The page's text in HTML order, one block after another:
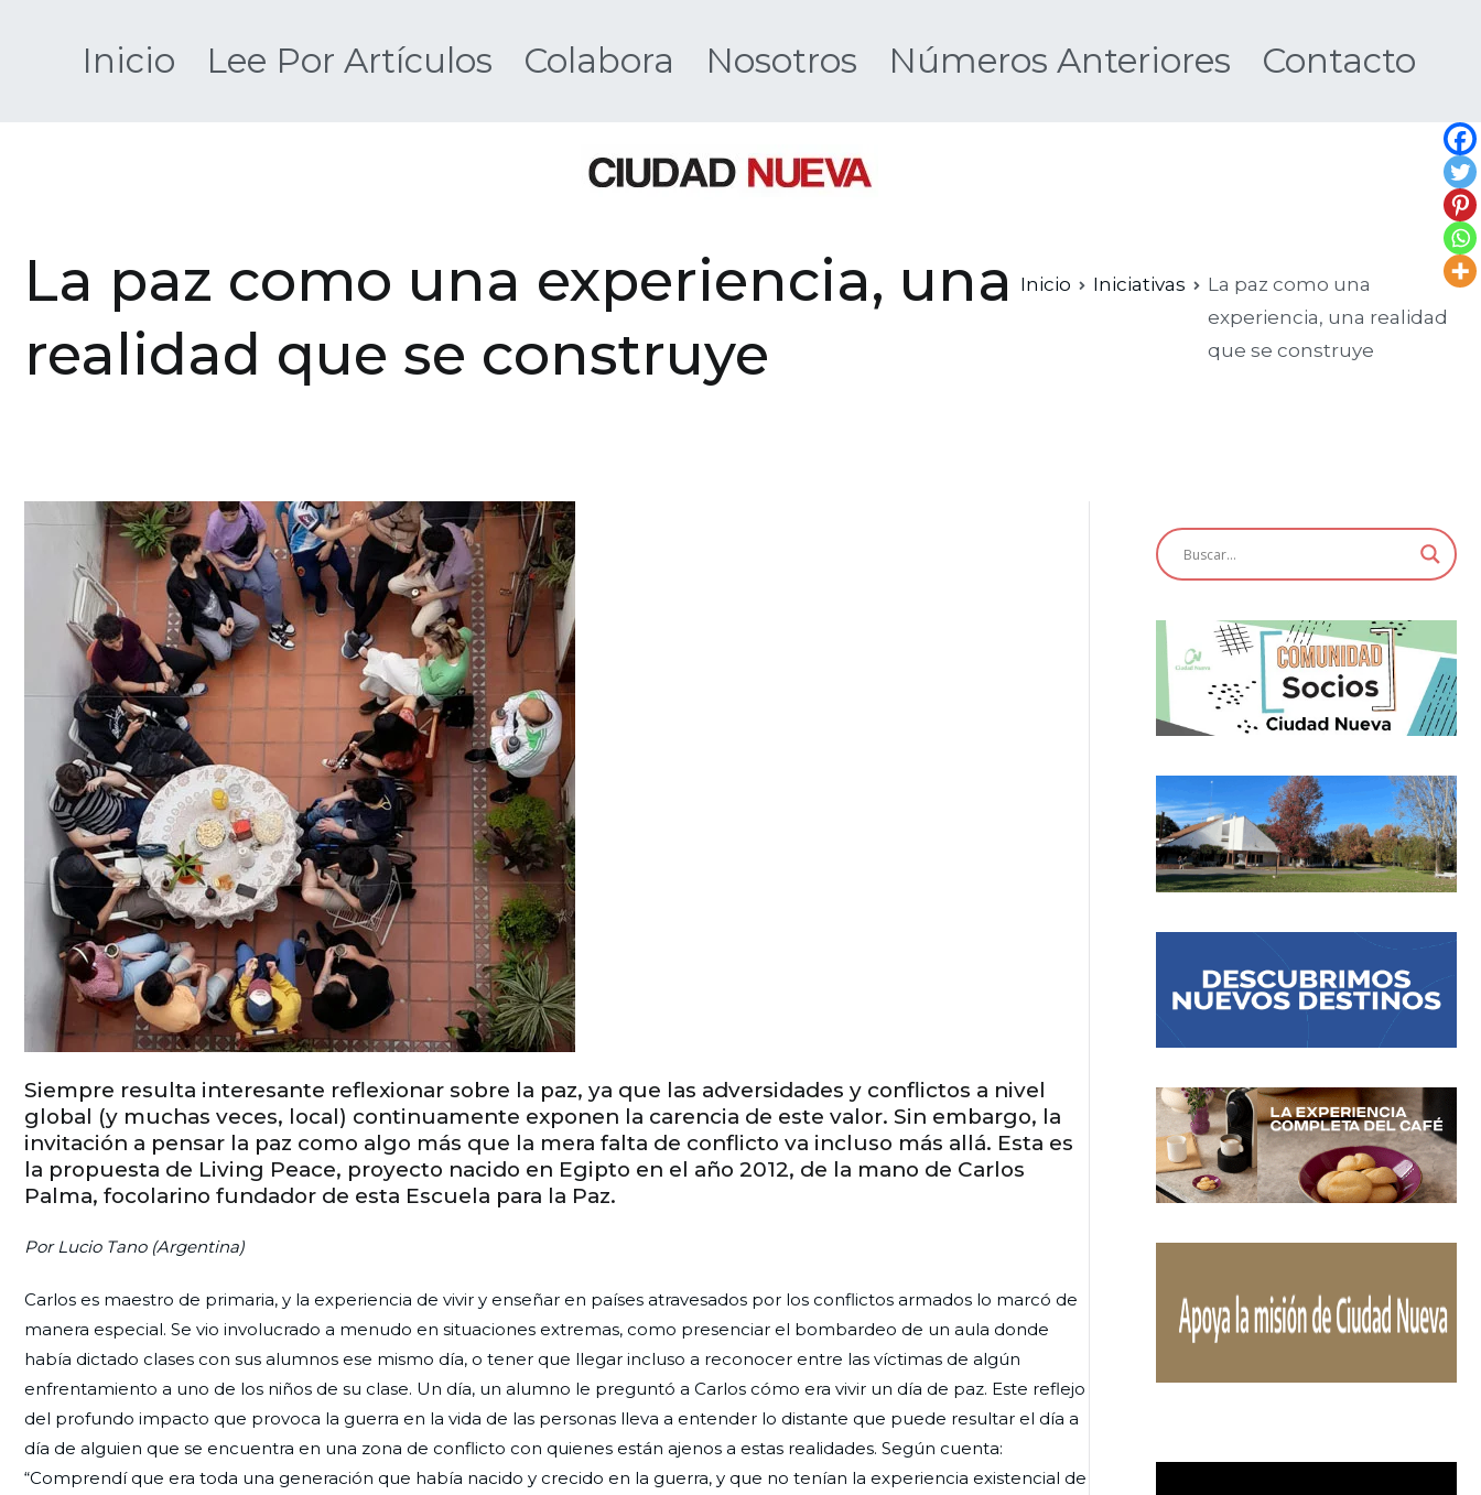
Inicio Lee Por Artículos Colabora Nosotros Números Anteriores Contacto
La paz como una experiencia, una
realidad que se construye
Inicio Iniciativas
La paz como una
experiencia, una realidad
que se construye
Siempre resulta interesante reflexionar sobre la paz, ya que las adversidades y conflictos a nivel
global (y muchas veces, local) continuamente exponen la carencia de este valor. Sin embargo, la
invitación a pensar la paz como algo más que la mera falta de conflicto va incluso más allá. Esta es
la propuesta de Living Peace, proyecto nacido en Egipto en el año 2012, de la mano de Carlos
Palma, focolarino fundador de esta Escuela para la Paz.
Por Lucio Tano (Argentina)
Carlos es maestro de primaria, y la experiencia de vivir y enseñar en países atravesados por los conflictos armados lo marcó de
manera especial. Se vio involucrado a menudo en situaciones extremas, como presenciar el bombardeo de un aula donde
había dictado clases con sus alumnos ese mismo día, o tener que llegar incluso a reconocer entre las víctimas de algún
enfrentamiento a uno de los niños de su clase. Un día, un alumno le preguntó a Carlos cómo era vivir un día de paz. Este reflejo
del profundo impacto que provoca la guerra en la vida de las personas lleva a entender lo distante que puede resultar el día a
día de alguien que se encuentra en una zona de conflicto con quienes están ajenos a estas realidades. Según cuenta:
“Comprendí que era toda una generación que había nacido y crecido en la guerra, y que no tenían la experiencia existencial de